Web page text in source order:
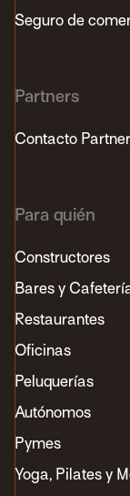
Seguro de
Partners
Contacto
Para quién
Constructores
Bares y
Restaurantes
Oficinas
Peluquerías
Autónomos
Pymes
Yoga, Pilates y